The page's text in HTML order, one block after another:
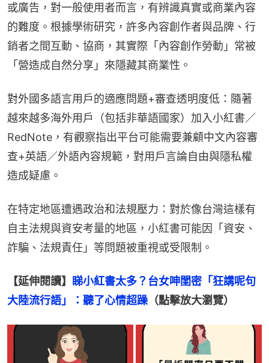
或廣告，對一般使用者而言，有辨識真實或商業內容
的難度。根據學術研究，許多內容創作者與品牌、行
銷者之間互動、協商，其實際「內容創作勞動」常被
「營造成自然分享」來隱藏其商業性。
對外國多語言用戶的適應問題+審查透明度低：隨著
越來越多海外用戶（包括非華語國家）加入小紅書／
RedNote，有觀察指出平台可能需要兼顧中文內容審
查+英語／外語內容規範，對用戶言論自由與隱私權
造成疑慮。
在特定地區遭遇政治和法規壓力：對於像台灣這樣有
自主法規與資安考量的地區，小紅書可能因「資安、
詐騙、法規責任」等問題被重視或受限制。
【延伸閱讀】
睇小紅書太多？台女呻閨密「狂講呢句
大陸流行語」：聽了心情超躁 （點擊放大瀏覽）